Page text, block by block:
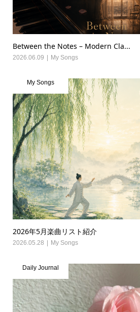
Between the Notes – Modern Cla...
2026.06.09 My Songs
My Songs
2026年5月楽曲リスト紹介
2026.05.28 My Songs
Daily Journal